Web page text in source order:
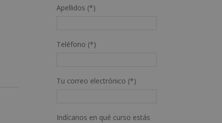
Apellidos (*)
Teléfono (*)
Tu correo electrónico (*)
Indícanos en qué curso estás